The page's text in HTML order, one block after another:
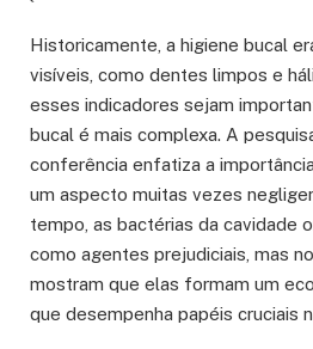
Historicamente, a higiene bucal
visíveis, como dentes limpos e
esses indicadores sejam
bucal é mais complexa. A
conferência enfatiza a
um aspecto muitas vezes
tempo, as bactérias da cavidade
como agentes prejudiciais, mas
mostram que elas formam um
que desempenha papéis cruciais